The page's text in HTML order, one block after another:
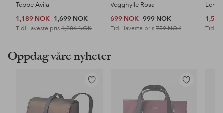
Teppe Avila
1,189 NOK 1,699 NOK
Tidl. laveste pris 1,206 NOK
Vegghylle Rosa
699 NOK 999 NOK
Tidl. laveste pris759 NOK Tidl.
Oppdag våre nyheter
Legg
til
Legg
favoritter